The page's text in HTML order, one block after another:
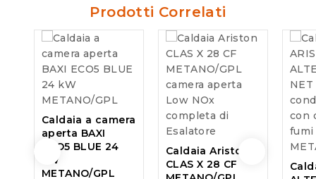
Prodotti Correlati
Caldaia a camera
aperta BAXI
ECO5 BLUE 24
kW
METANO/GPL
Caldaia Ariston
CLAS X 28 CF